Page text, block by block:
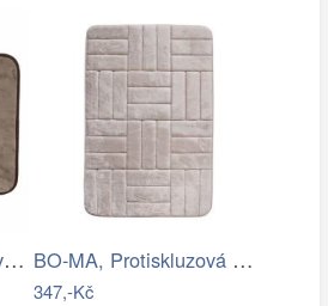
Champagne koupelnová předložka se… BO-MA, Protiskluzová koupelnová…
347,-Kč